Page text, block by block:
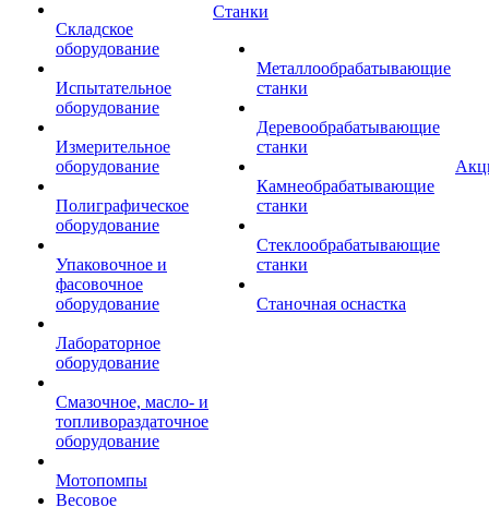
Складское
оборудование
Испытательное
оборудование
Измерительное
оборудование
Полиграфическое
оборудование
Упаковочное и
фасовочное
оборудование
Лабораторное
оборудование
Смазочное, масло- и
топливораздаточное
оборудование
Мотопомпы
Весовое
Станки
Металлообрабатывающие
станки
Деревообрабатывающие
станки
Камнеобрабатывающие
станки
Стеклообрабатывающие
станки
Станочная оснастка